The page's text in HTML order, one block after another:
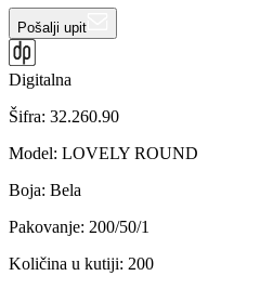
Pošalji upit
Digitalna
Šifra: 32.260.90
Model: LOVELY ROUND
Boja: Bela
Pakovanje: 200/50/1
Količina u kutiji: 200